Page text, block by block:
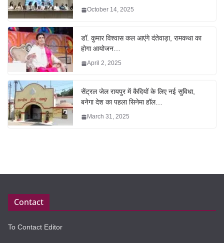
October 14, 2025
डॉ. कुमार विश्वास कल आएंगे दंतेवाड़ा, रामकथा का
होगा आयोजन…
April 2, 2025
सेंट्रल जेल रायपुर में कैदियों के लिए नई सुविधा,
बनेगा देश का पहला सिनेमा हॉल…
March 31, 2025
Contact
To Contact Editor